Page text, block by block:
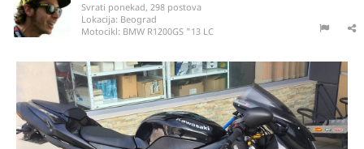
Svrati ponekad, 298 postova
Lokacija: Beograd
Motocikl: BMW R1200GS "13 LC